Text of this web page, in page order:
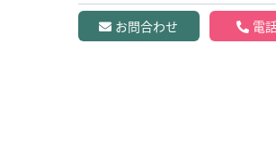
お問合わせ 電